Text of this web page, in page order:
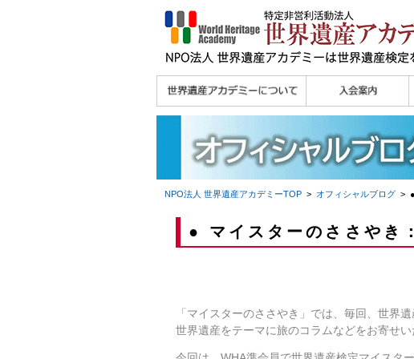
理念
メッセージ
主な活動内容
沿革
組織図・役員
研究員紹介 >>
宮澤 光 MIYAZAWA, Hikaru
研究員によるメディ
ア協力など
法人会員・協賛団体
／公認団体
メディア協力／プレ
スリリース
個人会員
法人会員
会報誌サンプル
会員限定ページ
NPO法人 世界遺産アカデミーTOP> オフィシャルブログ> ●
● マイスターのささやき
「マイスターのささやき」では、毎回、世界
世界遺産をテーマに旅のコラムなどをお寄せい